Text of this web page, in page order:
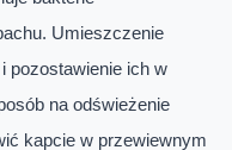
Umieszczenie
pozostawienie ich w
na odświeżenie
kapcie w przewiewnym